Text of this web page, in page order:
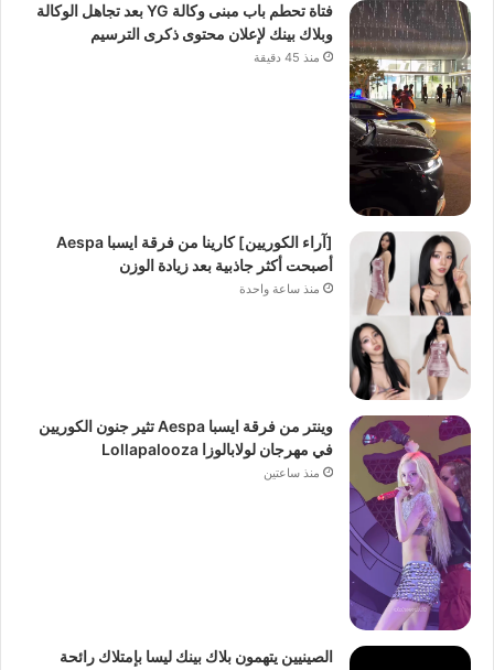
فتاة تحطم باب مبنى وكالة YG بعد تجاهل الوكالة
وبلاك بينك لإعلان محتوى ذكرى الترسيم
منذ 45 دقيقة
[آراء الكوريين] كارينا من فرقة ايسبا Aespa
أصبحت أكثر جاذبية بعد زيادة الوزن
منذ ساعة واحدة
وينتر من فرقة ايسبا Aespa تثير جنون الكوريين
في مهرجان لولابالوزا Lollapalooza
منذ ساعتين
الصينيين يتهمون بلاك بينك ليسا بإمتلاك رائحة